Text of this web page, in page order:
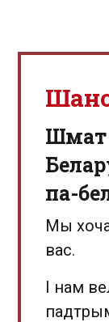
Шмат
па-
Мы
вас.
І нам